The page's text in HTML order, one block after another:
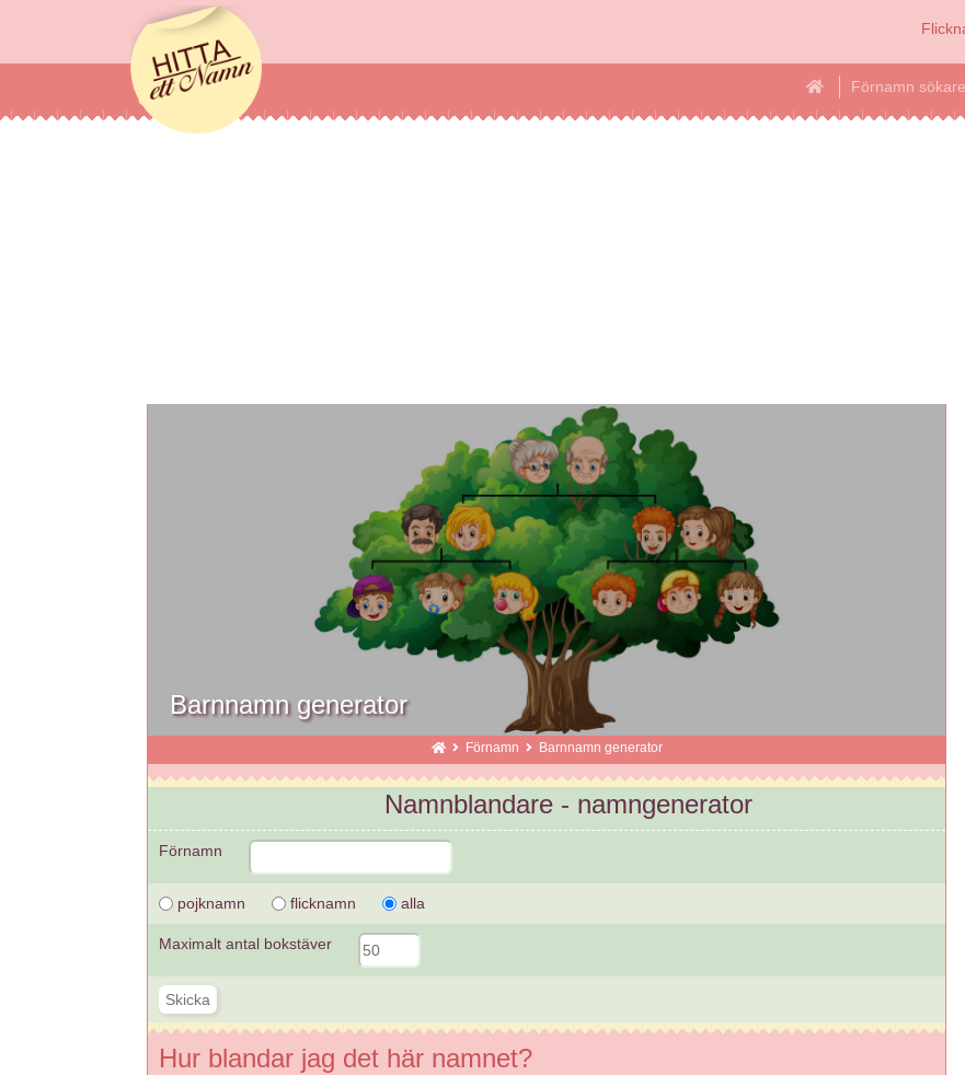
Förnamn sökare
Barnnamn generator
Förnamn Barnnamn generator
Namnblandare - namngenerator
Förnamn
pojknamn flicknamn alla
Maximalt antal bokstäver
Hur blandar jag det här namnet?